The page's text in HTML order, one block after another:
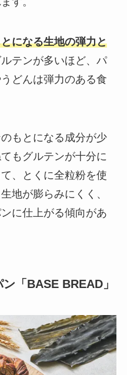
になる生地の弾力と
テンが多いほど、パ
どんは弾力のある食
もとになる成分が少
もグルテンが十分に
、とくに全粒粉を使
地が膨らみにくく、
に仕上がる傾向があ
「BASE BREAD」